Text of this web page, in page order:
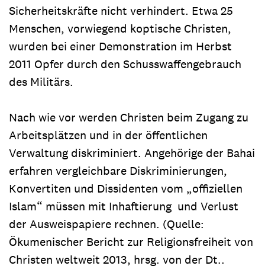
Sicherheitskräfte nicht verhindert. Etwa 25
Menschen, vorwiegend koptische Christen,
wurden bei einer Demonstration im Herbst
2011 Opfer durch den Schusswaffengebrauch
des Militärs.
Nach wie vor werden Christen beim Zugang zu
Arbeitsplätzen und in der öffentlichen
Verwaltung diskriminiert. Angehörige der Bahai
erfahren vergleichbare Diskriminierungen,
Konvertiten und Dissidenten vom „offiziellen
Islam“ müssen mit Inhaftierung und Verlust
der Ausweispapiere rechnen. (Quelle:
Ökumenischer Bericht zur Religionsfreiheit von
Christen weltweit 2013, hrsg. von der Dt..